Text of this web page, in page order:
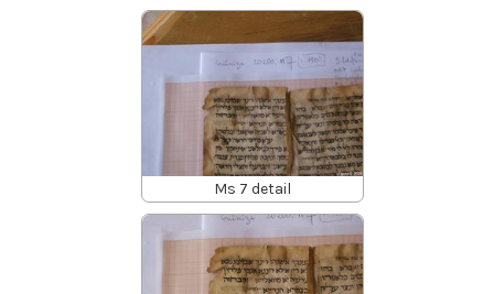
Ms 7 detail